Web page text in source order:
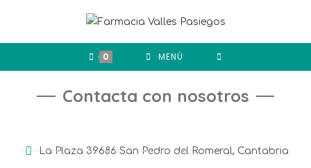
0 MENÚ
Contacta con nosotros
La Plaza 39686 San Pedro del Romeral, Cantabria